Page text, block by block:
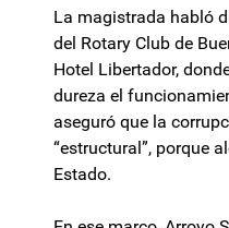
La magistrada habló
del Rotary Club de
Hotel Libertador,
dureza el
aseguró que la
“estructural”, porque
Estado.